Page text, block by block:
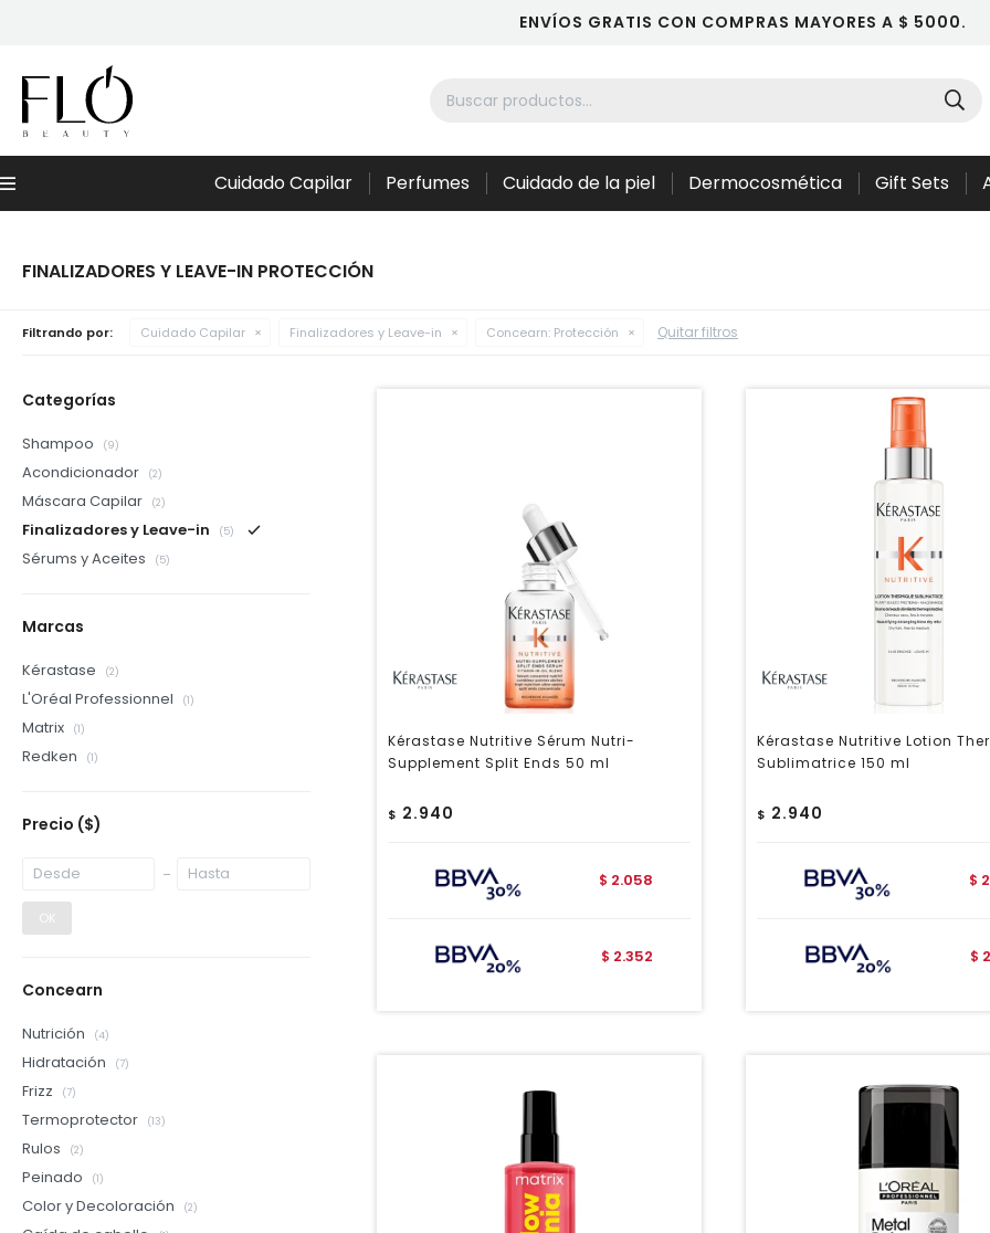
ENVÍOS GRATIS CON COMPRAS MAYORES A $ 5000.
Menú Cuidado Capilar Perfumes Cuidado de la piel Dermocosmética Gift Sets
FINALIZADORES Y LEAVE-IN PROTECCIÓN
Filtrando por: Cuidado Capilar Finalizadores y Leave-in Concearn: Protección Quitar filtros
Kérastase Nutritive Sérum Nutri-
Supplement Split Ends 50 ml
$ 2.940
$ 2.058
$ 2.352
Kérastase Nutritive Lotion
Sublimatrice 150 ml
$ 2.940
$
$
Categorías
Shampoo (9)
Acondicionador (2)
Máscara Capilar (2)
Finalizadores y Leave-in (5)
Sérums y Aceites (5)
Marcas
Kérastase (2)
L'Oréal Professionnel (1)
Matrix (1)
Redken (1)
Precio ($)
OK
Concearn
Nutrición (4)
Hidratación (7)
Frizz (7)
Termoprotector (13)
Rulos (2)
Peinado (1)
Color y Decoloración (2)